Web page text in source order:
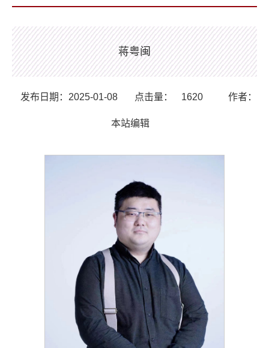
蒋粤闽
发布日期：2025-01-08 点击量： 1620 作者：
本站编辑